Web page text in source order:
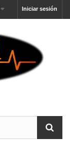
Iniciar sesión